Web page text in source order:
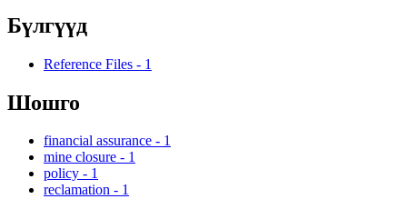
Бүлгүүд
Reference Files - 1
Шошго
financial assurance - 1
mine closure - 1
policy - 1
reclamation - 1